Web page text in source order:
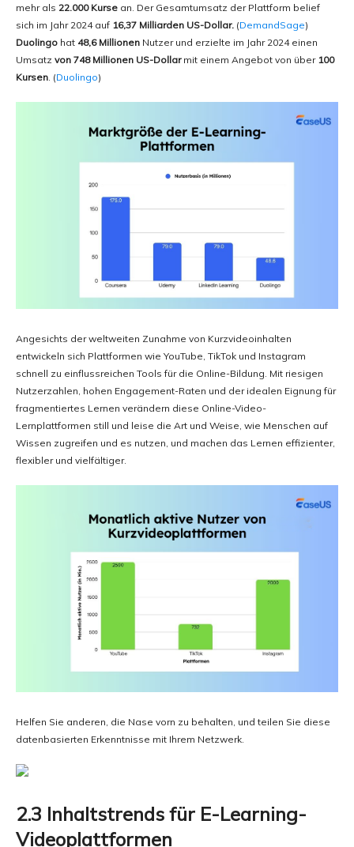
mehr als 22.000 Kurse an. Der Gesamtumsatz der Plattform belief
sich im Jahr 2024 auf 16,37 Milliarden US-Dollar. (DemandSage)
Duolingo hat 48,6 Millionen Nutzer und erzielte im Jahr 2024 einen
Umsatz von 748 Millionen US-Dollarmit einem Angebot von über 100
Kursen . (Duolingo)
Angesichts der weltweiten Zunahme von Kurzvideoinhalten
entwickeln sich Plattformen wie YouTube, TikTok und Instagram
schnell zu einflussreichen Tools für die Online-Bildung. Mit riesigen
Nutzerzahlen, hohen Engagement-Raten und der idealen Eignung für
fragmentiertes Lernen verändern diese Online-Video-
Lernplattformen still und leise die Art und Weise, wie Menschen auf
Wissen zugreifen und es nutzen, und machen das Lernen effizienter,
flexibler und vielfältiger.
Helfen Sie anderen, die Nase vorn zu behalten, und teilen Sie diese
datenbasierten Erkenntnisse mit Ihrem Netzwerk.
2.3 Inhaltstrends für E-Learning-
Videoplattformen